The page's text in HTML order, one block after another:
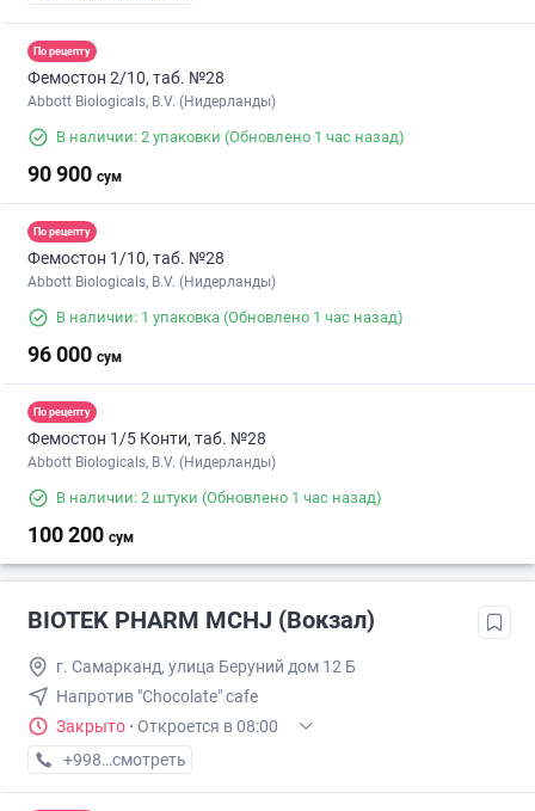
По рецепту
Фемостон 2/10, таб. №28
Abbott Biologicals, B.V. (Нидерланды)
В наличии: 2 упаковки (Обновлено 1 час назад)
90 900 сум
По рецепту
Фемостон 1/10, таб. №28
Abbott Biologicals, B.V. (Нидерланды)
В наличии: 1 упаковка (Обновлено 1 час назад)
96 000 сум
По рецепту
Фемостон 1/5 Конти, таб. №28
Abbott Biologicals, B.V. (Нидерланды)
В наличии: 2 штуки (Обновлено 1 час назад)
100 200 сум
BIOTEK PHARM MCHJ (Вокзал)
г. Самарканд, улица Беруний дом 12 Б
Напротив "Chocolate" cafe
Закрыто · Откроется в 08:00
+998 (90) XXX-XX-XX
смотреть